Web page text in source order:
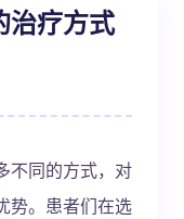
治疗方式
不同的方式，对
势。患者们在选